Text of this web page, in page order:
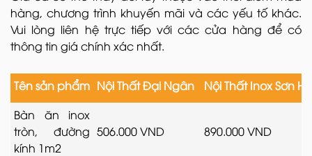
hàng, chương trình khuyến mãi và các yếu tố khác.
Vui lòng liên hệ trực tiếp với các cửa hàng để có
thông tin giá chính xác nhất.
Tên sản phẩm Nội Thất Đại Ngân
Nội Thất Inox Sơn
Bàn ăn inox
tròn, đường
kính 1m2
506.000 VND 890.000 VND